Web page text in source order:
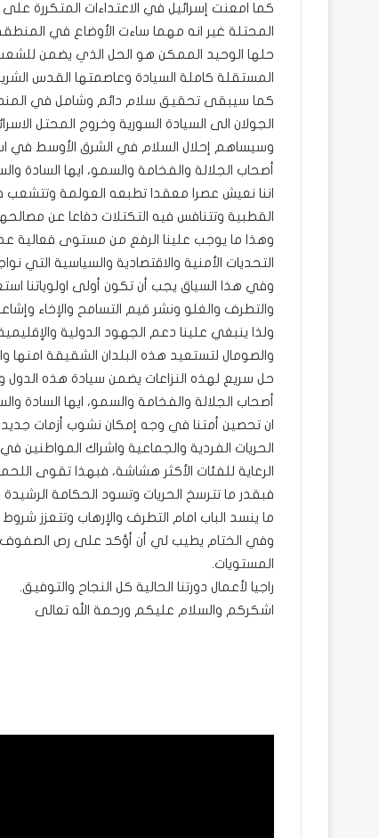
كما امعنت إسرائيل في الاعتداءات المتكررة
المحتلة غير انه مهما ساءت الأوضاع في
حلها الوحيد الممكن هو الحل الذي يضمن
المستقلة كاملة السيادة وعاصمتها القدس
كما سيبقى تحقيق سلام دائم وشامل في
الجولان الى السيادة السورية وخروج المحتل
وسيساهم إحلال السلام في الشرق الأوسط في
أصحاب الجلالة والفخامة والسمو، ايها السادة
اننا نعيش عصرا معقدا تطبعه العولمة وتتشعب
القطبية وتتنافس فيه التكتلات دفاعا عن
وهذا ما يوجب علينا الرفع من مستوى فعالية
التحديات الأمنية والاقتصادية والسياسية التي
وفي هذا السياق يجب أن تكون أولى اولوياتنا
والتطرف والغلو ونشر قيم التسامح والإخاء
ولذا ينبغي علينا دعم الجهود الدولية
والصومال لتستعيد هذه البلدان الشقيقة امنها
حل سريع لهذه النزاعات يضمن سيادة هذه الدول
أصحاب الجلالة والفخامة والسمو، ايها السادة
ان تحصين أمتنا في وجه إمكان نشوب أزمات
الحريات الفردية والجماعية واشراك المواطنين
الرعاية للفئات الأكثر هشاشة، فبهذا تقوى
فبقدر ما تترسخ الحريات وتسود الحكامة
ما ينسد الباب امام التطرف والإرهاب وتتعزز شروط
وفي الختام يطيب لي أن أؤكد على رص الصفوف
المستويات.
راجيا لأعمال دورتنا الحالية كل النجاح والتوفيق.
اشكركم والسلام عليكم ورحمة الله تعالى